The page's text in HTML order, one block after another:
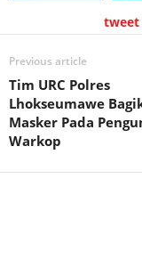
tweet
Previous article
Tim URC Polres
Lhokseumawe
Masker Pada
Warkop